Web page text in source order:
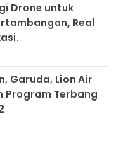
Drone untuk
Real
Garuda, Lion Air
Program Terbang